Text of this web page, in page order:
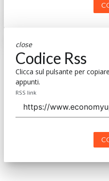
close
Codice Rss
Clicca sul pulsante per
appunti.
RSS link